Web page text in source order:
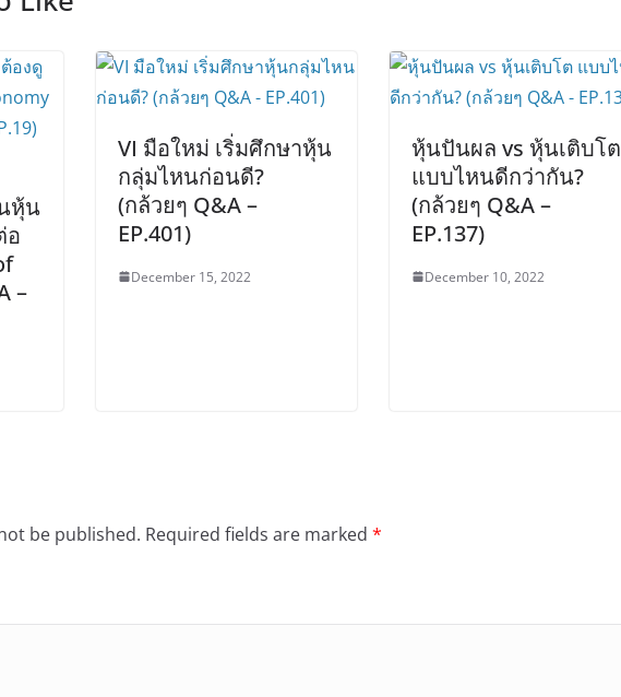
หุ้น
อ
–
VI มือใหม่ เริ่มศึกษาหุ้น
กลุ่มไหนก่อนดี?
(กล้วยๆ Q&A –
EP.401)
December 15, 2022
หุ้นปันผล vs หุ้นเติบโต
แบบไหนดีกว่ากัน?
(กล้วยๆ Q&A –
EP.137)
December 10, 2022
be published. Required fields are marked *